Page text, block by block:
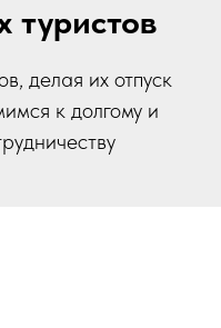
делая их отпуск
к долгому и